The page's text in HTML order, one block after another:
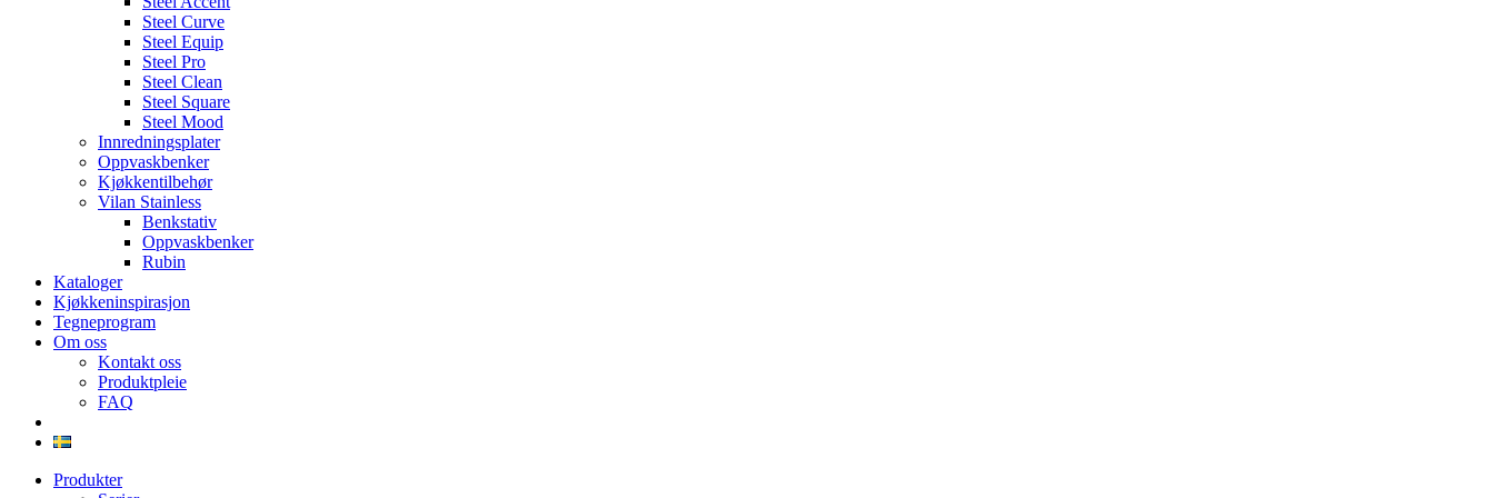
Steel Curve
Steel Equip
Steel Pro
Steel Clean
Steel Square
Steel Mood
Innredningsplater
Oppvaskbenker
Kjøkkentilbehør
Vilan Stainless
Benkstativ
Oppvaskbenker
Rubin
Kataloger
Kjøkkeninspirasjon
Tegneprogram
Om oss
Kontakt oss
Produktpleie
FAQ
Produkter